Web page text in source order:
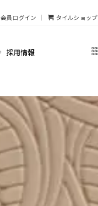
会員ログイン ｜ タイルショップ
採用情報